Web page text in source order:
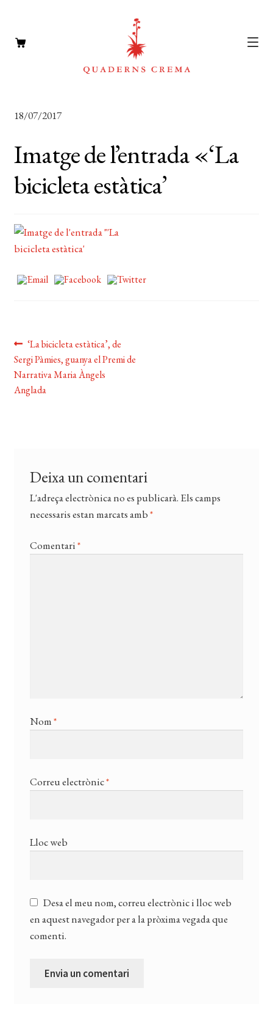
NOTÍCIES
L’EDITORIAL
DISTRIBUCIÓ
EL MEU COMPTE
WISHLIST
18/07/2017
Imatge de l’entrada «‘La
bicicleta estàtica’
Navegació
d'entrades
Entrada
anterior:
‘La bicicleta estàtica’, de
Sergi Pàmies, guanya el Premi de
Narrativa Maria Àngels
Anglada
Deixa un comentari
L'adreça electrònica no es publicarà. Els camps
necessaris estan marcats amb*
Comentari*
Nom*
Correu electrònic*
Lloc web
Desa el meu nom, correu electrònic i lloc web
en aquest navegador per a la pròxima vegada que
comenti.